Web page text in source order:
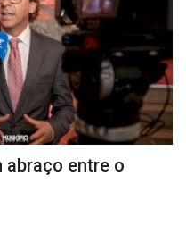
abraço entre o